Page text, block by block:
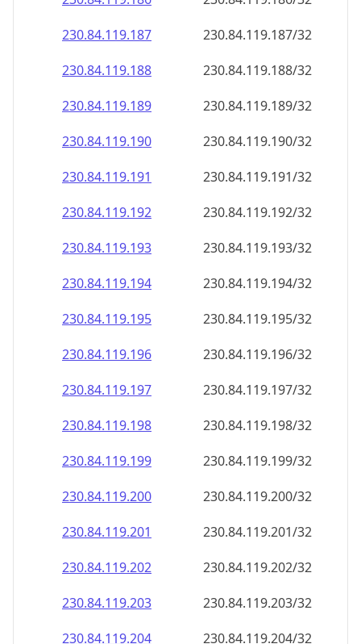
230.84.119.187
230.84.119.187/32
230.84.119.188
230.84.119.188/32
230.84.119.189
230.84.119.189/32
230.84.119.190
230.84.119.190/32
230.84.119.191
230.84.119.191/32
230.84.119.192
230.84.119.192/32
230.84.119.193
230.84.119.193/32
230.84.119.194
230.84.119.194/32
230.84.119.195
230.84.119.195/32
230.84.119.196
230.84.119.196/32
230.84.119.197
230.84.119.197/32
230.84.119.198
230.84.119.198/32
230.84.119.199
230.84.119.199/32
230.84.119.200
230.84.119.200/32
230.84.119.201
230.84.119.201/32
230.84.119.202
230.84.119.202/32
230.84.119.203
230.84.119.203/32
230.84.119.204
230.84.119.204/32